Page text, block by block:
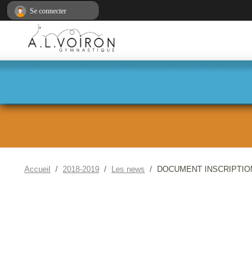
Accueil 2018-2019 Les news DOCUMENT
Se connecter
Panneau de gestion des cookies